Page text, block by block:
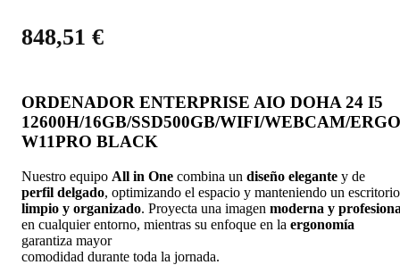
848,51 €
ORDENADOR ENTERPRISE AIO DOHA 24 I5
12600H/16GB/SSD500GB/WIFI/WEBCAM/
W11PRO BLACK
Nuestro equipo All in One combina un diseño elegante y de
perfil delgado, optimizando el espacio y manteniendo un escritorio
limpio y organizado. Proyecta una imagen moderna y
en cualquier entorno, mientras su enfoque en la ergonomía
garantiza mayor
comodidad durante toda la jornada.